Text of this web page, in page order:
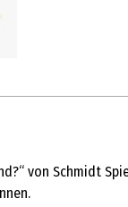
von Schmidt